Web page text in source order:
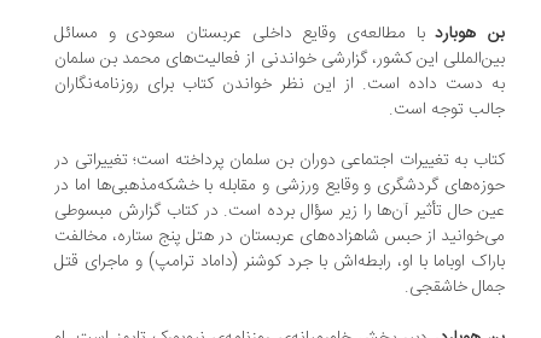
هوبارد با مطالعه‌ی وقایع داخلی عربستان سعودی و مسائل
این کشور، گزارشی خواندنی از فعالیت‌های محمد بن سلمان
دست داده است. از این نظر خواندن کتاب برای روزنامه‌نگاران
توجه است.
به تغییرات اجتماعی دوران بن سلمان پرداخته است؛ تغییراتی در
گردشگری و وقایع ورزشی و مقابله با خشکه‌مذهبی‌ها اما در
حال تأثیر آن‌ها را زیر سؤال برده است. در کتاب گزارش مبسوطی
از حبس شاهزاده‌های عربستان در هتل پنج ستاره، مخالفت
اوباما با او، رابطه‌اش با جرد کوشنر (داماد ترامپ) و ماجرای قتل
خاشقجی.